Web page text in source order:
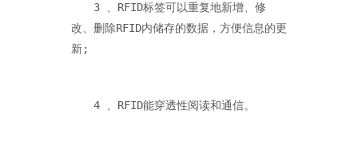
3 、RFID标签可以重复地新增、修
改、删除RFID内储存的数据，方便信息的更
新;
4 、RFID能穿透性阅读和通信。